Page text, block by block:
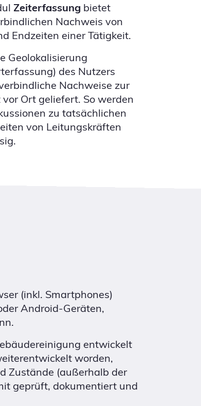
Zeiterfassung bietet
Nachweis von
Endzeiten einer Tätigkeit.
Geolokalisierung
des Nutzers
Nachweise zur
vor Ort geliefert. So werden
zu tatsächlichen
von Leitungskräften
(inkl. Smartphones)
Android-Geräten,
entwickelt
worden,
Zustände (außerhalb der
geprüft, dokumentiert und